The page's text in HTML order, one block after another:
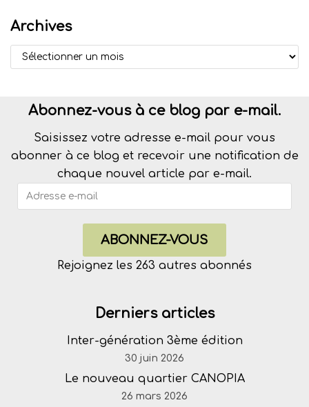
Archives
Abonnez-vous à ce blog par e-mail.
Saisissez votre adresse e-mail pour vous
abonner à ce blog et recevoir une notification de
chaque nouvel article par e-mail.
ABONNEZ-VOUS
Rejoignez les 263 autres abonnés
Derniers articles
Inter-génération 3ème édition
30 juin 2026
Le nouveau quartier CANOPIA
26 mars 2026